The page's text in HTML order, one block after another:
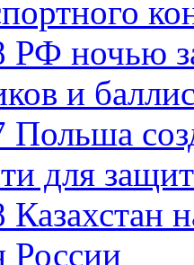
РФ ночью
и
Польша
для
Казахстан
России